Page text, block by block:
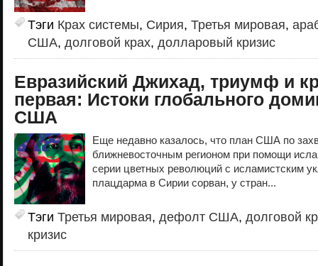
Тэги Крах системы, Сирия, Третья мировая,
США, долговой крах, долларовый кризис
Евразийский Джихад, триумф и
первая: Истоки глобального
США
Еще недавно казалось, что план США по
ближневосточным регионом при помощи
серии цветных революций с исламистским
плацдарма в Сирии сорван, у стран...
Тэги Третья мировая, дефолт США, долговой
кризис